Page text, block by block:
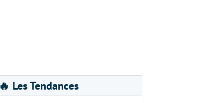
🔥 Les Tendances